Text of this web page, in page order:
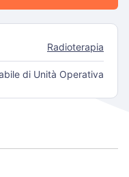
Radioterapia
di Unità Operativa